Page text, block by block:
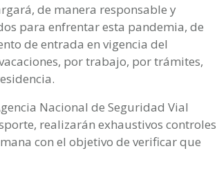
de manera responsable y
para enfrentar esta pandemia, de
de entrada en vigencia del
por trabajo, por trámites,
Nacional de Seguridad Vial
realizarán exhaustivos controles
con el objetivo de verificar que